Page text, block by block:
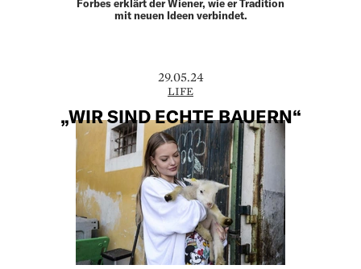
Forbes erklärt der Wiener, wie er Tradition
mit neuen Ideen verbindet.
29.05.24
LIFE
„WIR SIND ECHTE BAUERN“